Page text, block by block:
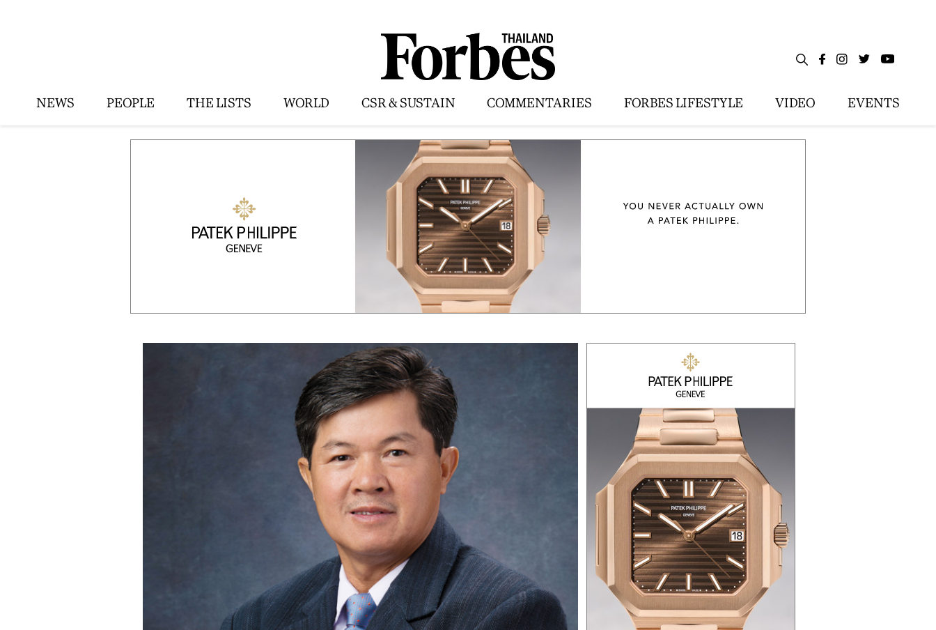
NEWS PEOPLE THE LISTS WORLD CSR & SUSTAIN COMMENTARIES FORBES LIFESTYLE VIDEO EVENTS